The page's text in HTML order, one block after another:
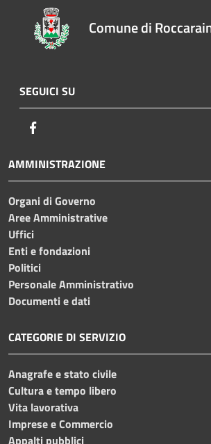
Comune di
SEGUICI SU
AMMINISTRAZIONE
Organi di Governo
Aree Amministrative
Uffici
Enti e fondazioni
Politici
Personale Amministrativo
Documenti e dati
CATEGORIE DI SERVIZIO
Anagrafe e stato civile
Cultura e tempo libero
Vita lavorativa
Imprese e Commercio
Appalti pubblici